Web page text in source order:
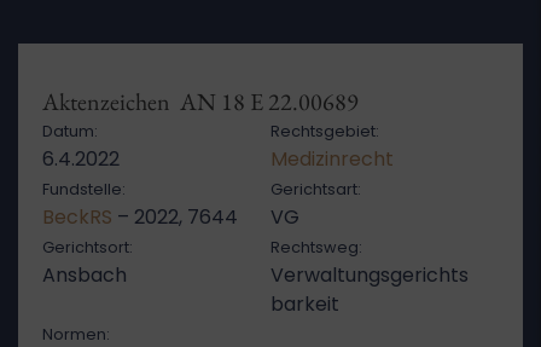
Aktenzeichen AN 18 E 22.00689
Datum:
6.4.2022
Rechtsgebiet:
Medizinrecht
Fundstelle:
BeckRS – 2022, 7644
Gerichtsart:
VG
Gerichtsort:
Ansbach
Rechtsweg:
Verwaltungsgerichts
barkeit
Normen: